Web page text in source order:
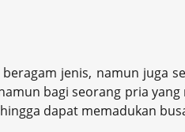
jenis, namun juga
bagi seorang pria
dapat memadukan